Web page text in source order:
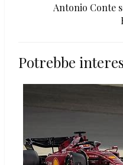
Antonio Conte
Potrebbe